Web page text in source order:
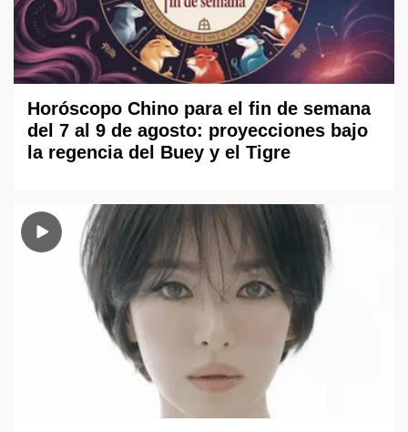
Horóscopo Chino para el fin de semana
del 7 al 9 de agosto: proyecciones bajo
la regencia del Buey y el Tigre